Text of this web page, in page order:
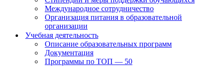
Международное сотрудничество
Организация питания в образовательной
организации
Учебная деятельность
Описание образовательных программ
Документация
Программы по ТОП — 50